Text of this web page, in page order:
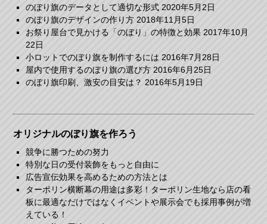
のぼり旗のデータとして適切な形式 2020年5月2日
のぼり旗のデザインの作り方 2018年11月5日
お祭り屋台で見かける「のぼり」の特徴と効果 2017年10月
22日
小ロットでのぼり旗を制作するには 2016年7月28日
屋内で使用するのぼり旗の選び方 2016年6月25日
のぼり旗印刷、激安の目安は？ 2016年5月19日
オリジナルのぼり旗を作ろう
競争に勝つための努力
特別な日の受付装飾をもっと自由に
広告宣伝効果を高めるための方法とは
ターポリン横断幕の用途は多彩！ターポリン生地なら店の看
板に最適なだけではなくイベントや展示会でも採用事例が増
えている！